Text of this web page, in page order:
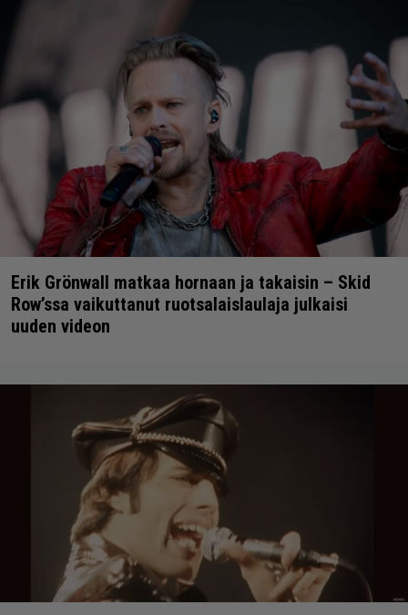
Erik Grönwall matkaa hornaan ja takaisin – Skid
Row’ssa vaikuttanut ruotsalaislaulaja julkaisi
uuden videon